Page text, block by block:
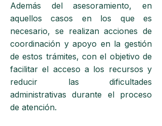
Además del asesoramiento, en
aquellos casos en los que es
necesario, se realizan acciones de
coordinación y apoyo en la gestión
de estos trámites, con el objetivo de
facilitar el acceso a los recursos y
reducir las dificultades
administrativas durante el proceso
de atención.